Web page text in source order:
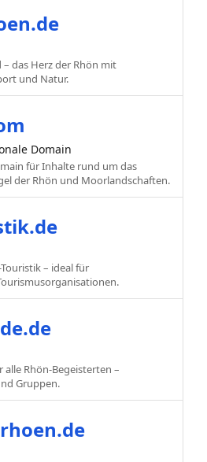
das Herz der Rhön mit
und Natur.
Domain
für Inhalte rund um das
der Rhön und Moorlandschaften.
– ideal für
Rhön-Begeisterten –
Gruppen.